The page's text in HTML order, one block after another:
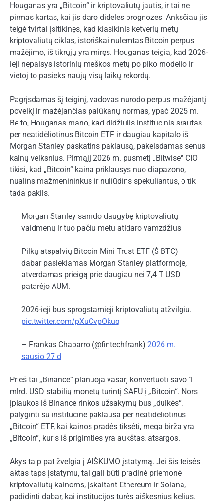
Houganas yra „Bitcoin“ ir kriptovaliutų jautis, ir tai ne
pirmas kartas, kai jis daro dideles prognozes. Anksčiau jis
teigė tvirtai įsitikinęs, kad klasikinis ketverių metų
kriptovaliutų ciklas, istoriškai nulemtas Bitcoin perpus
mažėjimo, iš tikrųjų yra miręs. Houganas teigia, kad 2026-
ieji nepaisys istorinių meškos metų po piko modelio ir
vietoj to pasieks naujų visų laikų rekordų.
Pagrįsdamas šį teiginį, vadovas nurodo perpus mažėjantį
poveikį ir mažėjančias palūkanų normas, ypač 2025 m.
Be to, Houganas mano, kad didžiulis institucinis srautas
per neatidėliotinus Bitcoin ETF ir daugiau kapitalo iš
Morgan Stanley paskatins paklausą, pakeisdamas senus
kainų veiksnius. Pirmąjį 2026 m. pusmetį „Bitwise“ CIO
tikisi, kad „Bitcoin“ kaina priklausys nuo diapazono,
nualins mažmenininkus ir nuliūdins spekuliantus, o tik
tada pakils.
Morgan Stanley samdo daugybę kriptovaliutų
vaidmenų ir tuo pačiu metu atidaro vamzdžius.
Pilkų atspalvių Bitcoin Mini Trust ETF ($ BTC)
dabar pasiekiamas Morgan Stanley platformoje,
atverdamas prieigą prie daugiau nei 7,4 T USD
patarėjo AUM.
2026-ieji bus sprogstamieji kriptovaliutų atžvilgiu.
pic.twitter.com/pXuCvpOkuq
– Frankas Chaparro (@fintechfrank) 2026 m.
sausio 27 d
Prieš tai „Binance“ planuoja vasarį konvertuoti savo 1
mlrd. USD stabilių monetų turintį SAFU į „Bitcoin“. Nors
įplaukos iš Binance rinkos užsakymų bus „dulkės“,
palyginti su institucine paklausa per neatidėliotinus
„Bitcoin“ ETF, kai kainos pradės tiksėti, mega birža yra
„Bitcoin“, kuris iš prigimties yra aukštas, atsargos.
Akys taip pat žvelgia į AIŠKUMO įstatymą. Jei šis teisės
aktas taps įstatymu, tai gali būti pradinė priemonė
kriptovaliutų kainoms, įskaitant Ethereum ir Solana,
padidinti dabar, kai institucijos turės aiškesnius kelius.